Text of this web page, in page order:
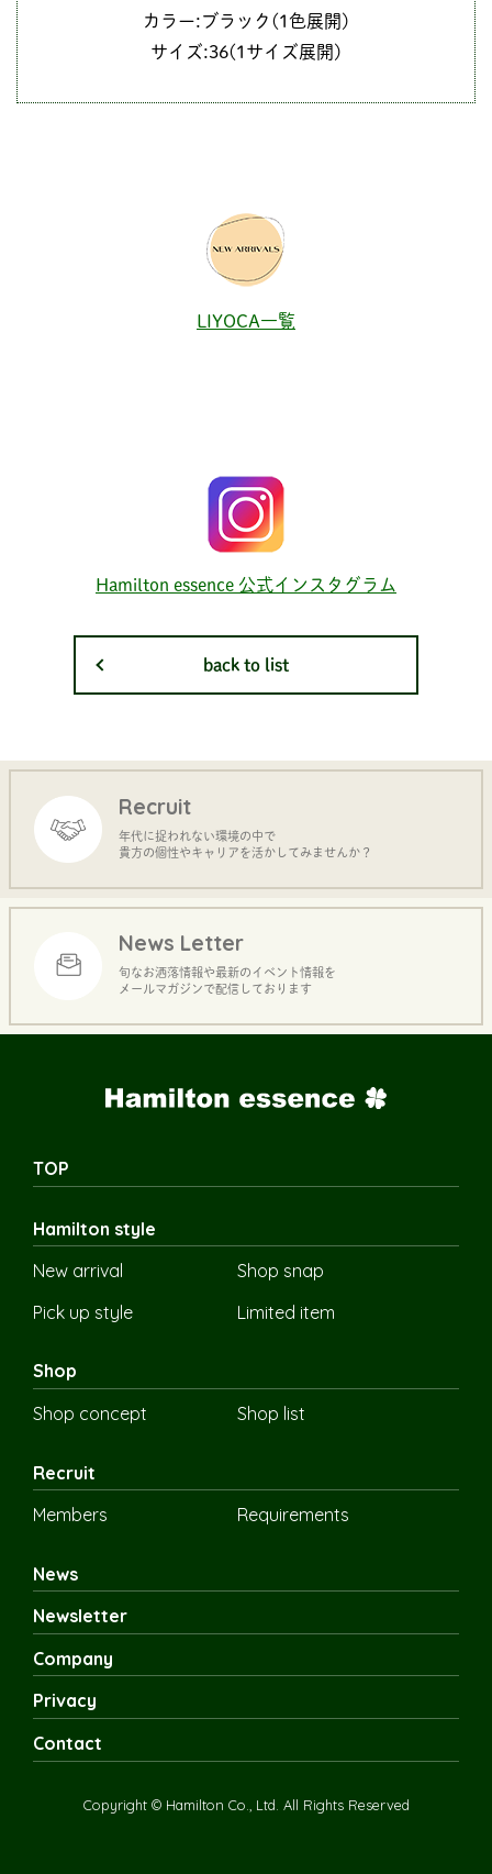
カラー:ブラック(1色展開)
サイズ:36(1サイズ展開)
LIYOCA一覧
Hamilton essence 公式インスタグラム
back to list
Recruit
年代に捉われない環境の中で
貴方の個性やキャリアを活かしてみませんか？
News Letter
旬なお洒落情報や最新のイベント情報を
メールマガジンで配信しております
TOP
Hamilton style
New arrival
Shop snap
Pick up style
Limited item
Shop
Shop concept
Shop list
Recruit
Members
Requirements
News
Newsletter
Company
Privacy
Contact
Copyright © Hamilton Co., Ltd. All Rights Reserved